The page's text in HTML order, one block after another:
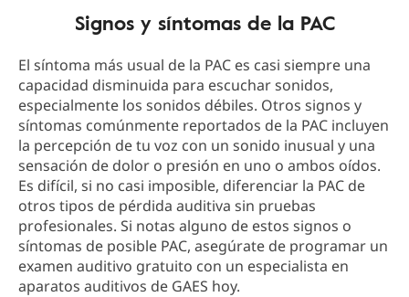
Signos y síntomas de la PAC
El síntoma más usual de la PAC es casi siempre una
capacidad disminuida para escuchar sonidos,
especialmente los sonidos débiles. Otros signos y
síntomas comúnmente reportados de la PAC incluyen
la percepción de tu voz con un sonido inusual y una
sensación de dolor o presión en uno o ambos oídos.
Es difícil, si no casi imposible, diferenciar la PAC de
otros tipos de pérdida auditiva sin pruebas
profesionales. Si notas alguno de estos signos o
síntomas de posible PAC, asegúrate de programar un
examen auditivo gratuito con un especialista en
aparatos auditivos de GAES hoy.